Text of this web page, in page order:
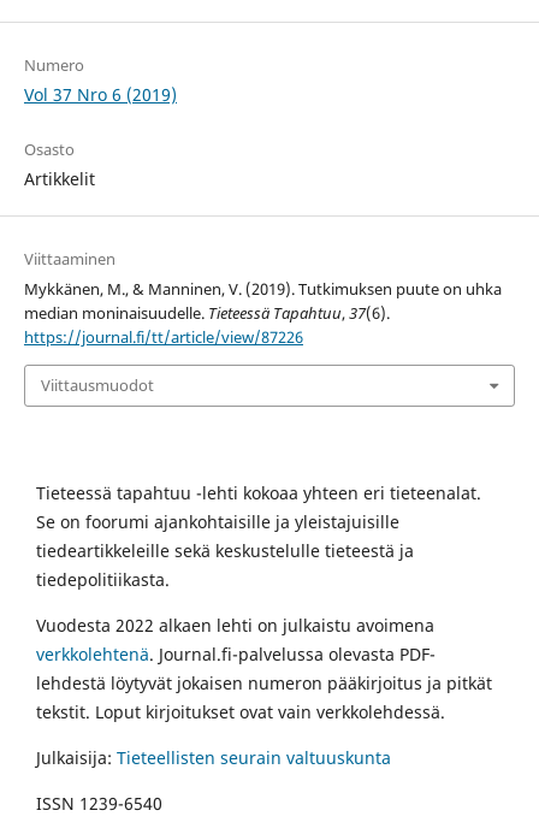
Numero
Vol 37 Nro 6 (2019)
Osasto
Artikkelit
Viittaaminen
Mykkänen, M., & Manninen, V. (2019). Tutkimuksen puute on uhka
median moninaisuudelle. Tieteessä Tapahtuu,37(6).
https://journal.fi/tt/article/view/87226
Viittausmuodot
Tieteessä tapahtuu -lehti kokoaa yhteen eri tieteenalat.
Se on foorumi ajankohtaisille ja yleistajuisille
tiedeartikkeleille sekä keskustelulle tieteestä ja
tiedepolitiikasta.
Vuodesta 2022 alkaen lehti on julkaistu avoimena
verkkolehtenä. Journal.fi-palvelussa olevasta PDF-
lehdestä löytyvät jokaisen numeron pääkirjoitus ja pitkät
tekstit. Loput kirjoitukset ovat vain verkkolehdessä.
Julkaisija: Tieteellisten seurain valtuuskunta
ISSN 1239-6540